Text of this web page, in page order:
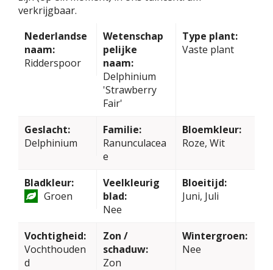
verkrijgbaar.
Nederlandse
naam:
Ridderspoor
Wetenschap
pelijke
naam:
Delphinium
'Strawberry
Fair'
Type plant:
Vaste plant
Geslacht:
Delphinium
Familie:
Ranunculacea
e
Bloemkleur:
Roze, Wit
Bladkleur:
Groen
Veelkleurig
blad:
Nee
Bloeitijd:
Juni, Juli
Vochtigheid:
Vochthouden
d
Zon /
schaduw:
Zon
Wintergroen:
Nee